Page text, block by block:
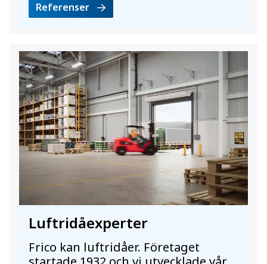
Referenser
Luftridåexperter
Frico kan luftridåer. Företaget